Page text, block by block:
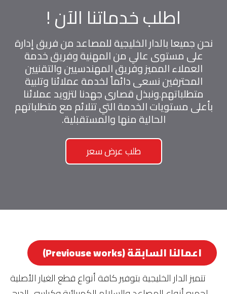
اطلب خدماتنا الآن !
نحن جميعا بالدار الخليجية للمصاعد من فريق إدارة
على مستوى عالي من المهنية وفريق خدمة
العملاء المميز وفريق المهندسيين والتقنيين
المحترفين نسعى دائماً لخدمة عملائنا وتلبية
متطلباتهم.ونبذل قصارى جهدنا لتزويد عملائنا
بأعلى مستويات الخدمة التي تتلائم مع متطلباتهم
الحالية منها والمستقبلية.
طلب عرض سعر
اعمالنا السابقة (Previouse works)
تتميز الدار الخليجية بتوفير كافة أنواع قطع الغيار الأصلية